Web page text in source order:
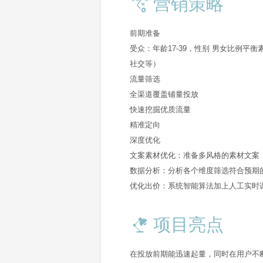
前期准备
受众：年龄17-39，性别 男女比例平衡
社交等）
流量筛选
全渠道覆盖铺量投放
快速挖掘优质流量
精准定向
深度优化
文案素材优化：准备多风格的素材文
数据分析：分析各个维度筛选符合预期
优化出价：系统智能算法加上人工实时
项目亮点
在投放前期能迅速起量，同时在用户